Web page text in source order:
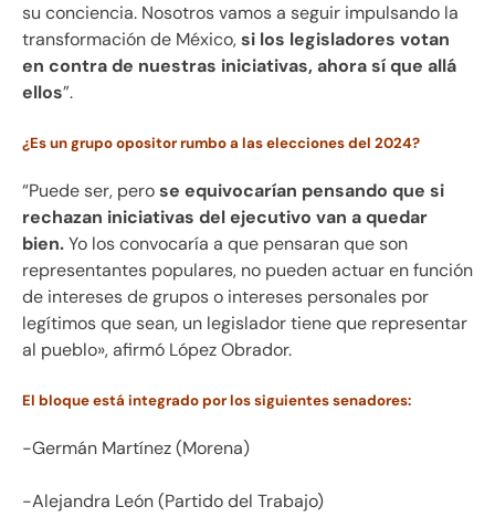
su conciencia. Nosotros vamos a seguir impulsando la
transformación de México,si los legisladores votan
en contra de nuestras iniciativas, ahora sí que allá
ellos”.
¿Es un grupo opositor rumbo a las elecciones del 2024?
“Puede ser, perose equivocarían pensando que si
rechazan iniciativas del ejecutivo van a quedar
bien.Yo los convocaría a que pensaran que son
representantes populares, no pueden actuar en función
de intereses de grupos o intereses personales por
legítimos que sean, un legislador tiene que representar
al pueblo», afirmó López Obrador.
El bloque está integrado por los siguientes senadores:
-Germán Martínez (Morena)
-Alejandra León (Partido del Trabajo)